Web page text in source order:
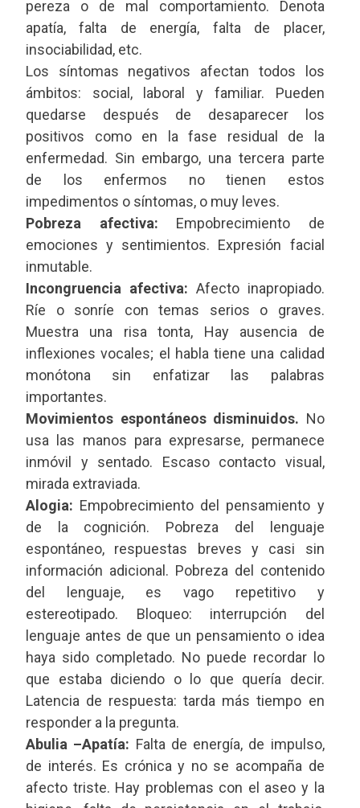
pereza o de mal comportamiento. Denota
apatía, falta de energía, falta de placer,
insociabilidad, etc.
Los síntomas negativos afectan todos los
ámbitos: social, laboral y familiar. Pueden
quedarse después de desaparecer los
positivos como en la fase residual de la
enfermedad. Sin embargo, una tercera parte
de los enfermos no tienen estos
impedimentos o síntomas, o muy leves.
Pobreza afectiva: Empobrecimiento de
emociones y sentimientos. Expresión facial
inmutable.
Incongruencia afectiva: Afecto inapropiado.
Ríe o sonríe con temas serios o graves.
Muestra una risa tonta, Hay ausencia de
inflexiones vocales; el habla tiene una calidad
monótona sin enfatizar las palabras
importantes.
Movimientos espontáneos disminuidos. No
usa las manos para expresarse, permanece
inmóvil y sentado. Escaso contacto visual,
mirada extraviada.
Alogia: Empobrecimiento del pensamiento y
de la cognición. Pobreza del lenguaje
espontáneo, respuestas breves y casi sin
información adicional. Pobreza del contenido
del lenguaje, es vago repetitivo y
estereotipado. Bloqueo: interrupción del
lenguaje antes de que un pensamiento o idea
haya sido completado. No puede recordar lo
que estaba diciendo o lo que quería decir.
Latencia de respuesta: tarda más tiempo en
responder a la pregunta.
Abulia –Apatía: Falta de energía, de impulso,
de interés. Es crónica y no se acompaña de
afecto triste. Hay problemas con el aseo y la